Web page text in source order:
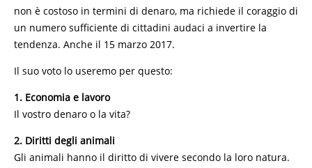
non è costoso in termini di denaro, ma richiede il coraggio di
un numero sufficiente di cittadini audaci a invertire la
tendenza. Anche il 15 marzo 2017.
Il suo voto lo useremo per questo:
1. Economia e lavoro
Il vostro denaro o la vita?
2. Diritti degli animali
Gli animali hanno il diritto di vivere secondo la loro natura.